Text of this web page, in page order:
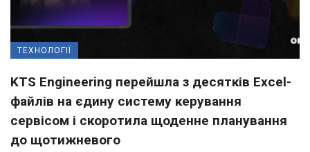
ТЕХНОЛОГІЇ
KTS Engineering перейшла з десятків Excel-
файлів на єдину систему керування
сервісом і скоротила щоденне планування
до щотижневого